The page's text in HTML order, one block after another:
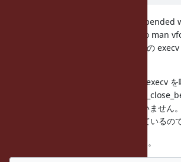
vforkは "The parent process is
using its resources." （Solaris 10 の man
で、vfork で作成された子プロセス側の
そして、子プロセス側の frame 6 で execv
のに、なぜそこから frame 5 では
されているのかは、私は理解できていません。
atfork 的な処理がどこかで登録されているの
下記は子プロセス側のdbxの抜粋です。